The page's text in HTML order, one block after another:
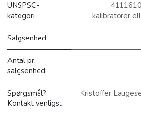
UNSPSC-
kategori
kalibratorer
Salgsenhed
Antal pr.
salgsenhed
Spørgsmål?
Kontakt venligst
Kristoffer